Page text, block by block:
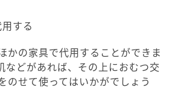
する
かの家具で代用することができま
などがあれば、その上におむつ交
のせて使ってはいかがでしょう